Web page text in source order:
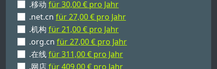
.移动 für 30,00 € pro Jahr
.net.cn für 27,00 € pro Jahr
.机构 für 21,00 € pro Jahr
.org.cn für 27,00 € pro Jahr
.在线für 311,00 € pro Jahr
.网店für 409,00 € pro Jahr